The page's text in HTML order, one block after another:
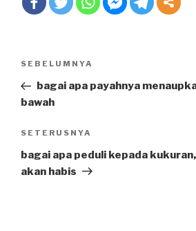
Post
Previous
Post
SEBELUMNYA
bagai apa payahnya
bawah
Next
Post
SETERUSNYA
bagai apa peduli kepada
akan habis